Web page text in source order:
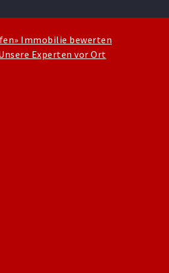
» Immobilie bewerten
Experten vor Ort